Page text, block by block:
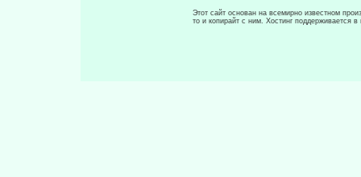
Этот сайт основан на всемирно известном
то и копирайт с ним. Хостинг поддерживается